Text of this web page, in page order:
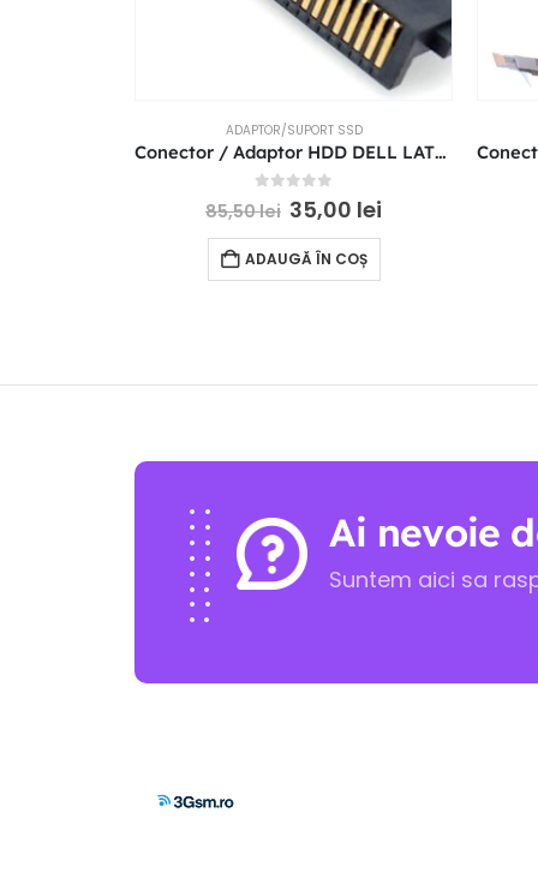
ADAPTOR/SUPORT SSD
Conector / Adaptor HDD DELL LATITUDE E5520 E5420 E5440 E5400 E5220
out of 5
85,50lei 35,00 lei
ADAUGĂ ÎN COȘ
Ai nevoie
Suntem aici sa